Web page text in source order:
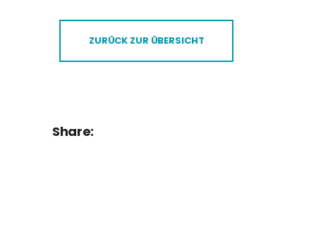
ZURÜCK ZUR ÜBERSICHT
Share: